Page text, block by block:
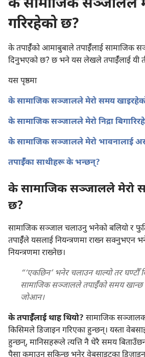
के सामाजिक सञ्जालले
गरिरहेको छ?
के तपाईँको आमाबुबाले तपाईँलाई सामाजिक
दिनुभएको छ? छ भने यस लेखले तपाईँलाई यी
यस पृष्ठमा
के सामाजिक सञ्जालले मेरो समय
के सामाजिक सञ्जालले मेरो निद्रा
के सामाजिक सञ्जालले मेरो भावनालाई
तपाईँका साथीहरू के भन्छन्‌?
के सामाजिक सञ्जालले मेरो
छ?
सामाजिक सञ्जाल चलाउनु भनेको बलियो र
तपाईँले यसलाई नियन्त्रणमा राख्न सक्नुभएन
नियन्त्रणमा राख्नेछ।
“‘एकछिन’ भनेर चलाउन थाल्यो तर घण्टौँ
सामाजिक सञ्जालले तपाईँको समय खान्छ
जोआन।
के तपाईँलाई थाह थियो? सामाजिक
किसिमले डिजाइन गरिएका हुन्छन्‌। यस्ता
हुन्छन्‌, मानिसहरूले त्यत्ति नै धेरै समय